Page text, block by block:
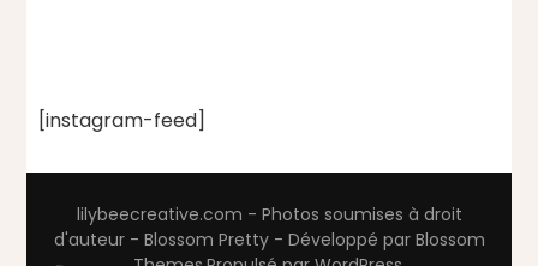
Les
options
peuvent
choisies
[instagram-feed]
lilybeecreative.com - Photos soumises à droit
d'auteur - Blossom Pretty - Développé par Blossom